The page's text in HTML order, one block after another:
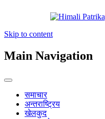
Skip to content
Main Navigation
समाचार
अन्तराष्ट्रिय
खेलकुद